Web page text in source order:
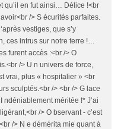
qu’il en fut ainsi… Délice !<br
/> S écurités parfaites.
vestiges, que s’y
ces intrus sur notre terre !…
furent accès :<br /> O
/> U n univers de force,
vrai, plus « hospitalier » <br
sculptés.<br /> <br /> G lace
ndéniablement méritée !* J’ai
/> O bservant - c’est
/> N e démérita mie quant à